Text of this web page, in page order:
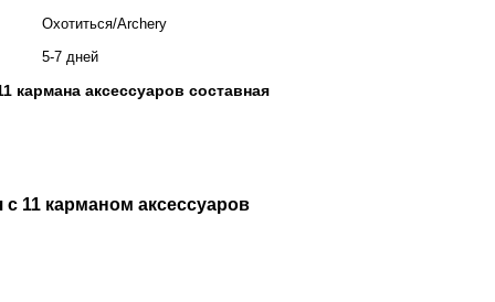
Охотиться/Archery
5-7 дней
кармана аксессуаров составная
11 карманом аксессуаров